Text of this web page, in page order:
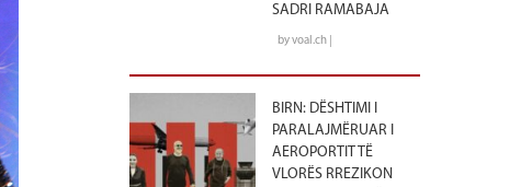
SADRI RAMABAJA
by voal.ch |
BIRN: DËSHTIMI I
PARALAJMËRUAR I
AEROPORTIT TË
VLORËS RREZIKON